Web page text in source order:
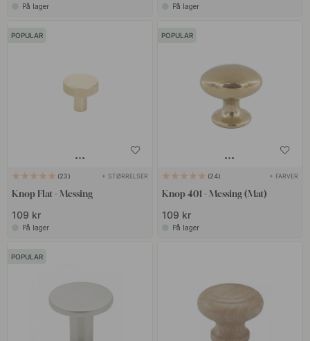
På lager På lager
POPULAR
23 + STØRRELSER
Knop Flat - Messing
109 kr
På lager
POPULAR
24 + FARVER
Knop 401 - Messing (Mat)
109 kr
På lager
POPULAR